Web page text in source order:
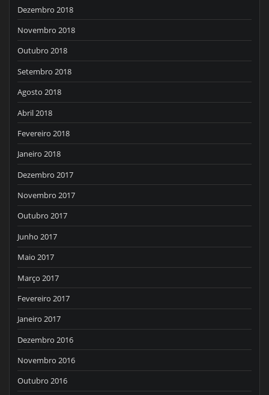
Dezembro 2018
Novembro 2018
Outubro 2018
Setembro 2018
Agosto 2018
Abril 2018
Fevereiro 2018
Janeiro 2018
Dezembro 2017
Novembro 2017
Outubro 2017
Junho 2017
Maio 2017
Março 2017
Fevereiro 2017
Janeiro 2017
Dezembro 2016
Novembro 2016
Outubro 2016